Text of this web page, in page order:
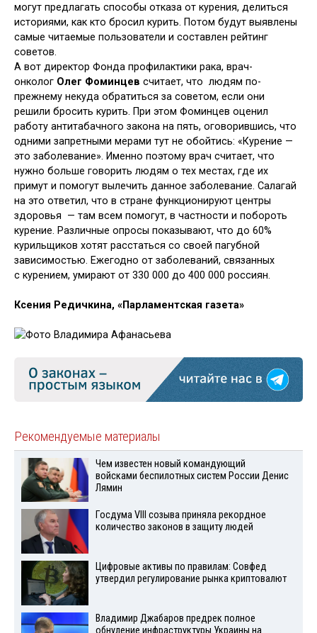
могут предлагать способы отказа от курения, делиться
историями, как кто бросил курить. Потом будут выявлены
самые читаемые пользователи и составлен рейтинг
советов.
А вот директор Фонда профилактики рака, врач-
онколог Олег Фоминцев считает, что людям по-
прежнему некуда обратиться за советом, если они
решили бросить курить. При этом Фоминцев оценил
работу антитабачного закона на пять, оговорившись, что
одними запретными мерами тут не обойтись: «Курение —
это заболевание». Именно поэтому врач считает, что
нужно больше говорить людям о тех местах, где их
примут и помогут вылечить данное заболевание. Салагай
на это ответил, что в стране функционируют центры
здоровья — там всем помогут, в частности и побороть
курение. Различные опросы показывают, что до 60%
курильщиков хотят расстаться со своей пагубной
зависимостью. Ежегодно от заболеваний, связанных
с курением, умирают от 330 000 до 400 000 россиян.
Ксения Редичкина, «Парламентская газета»
Рекомендуемые материалы
Чем известен новый командующий
войсками беспилотных систем России Денис
Лямин
Госдума VIII созыва приняла рекордное
количество законов в защиту людей
Цифровые активы по правилам: Совфед
утвердил регулирование рынка криптовалют
Владимир Джабаров предрек полное
обнуление инфраструктуры Украины на